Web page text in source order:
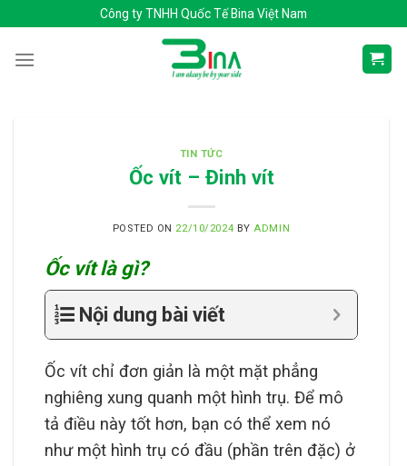
to
content
Công ty TNHH Quốc Tế Bina Việt Nam
TIN TỨC
Ốc vít – Đinh vít
POSTED ON 22/10/2024 BY ADMIN
Ốc vít là gì?
Nội dung bài viết
Ốc vít chỉ đơn giản là một mặt phẳng
nghiêng xung quanh một hình trụ. Để mô
tả điều này tốt hơn, bạn có thể xem nó
như một hình trụ có đầu (phần trên đặc) ở